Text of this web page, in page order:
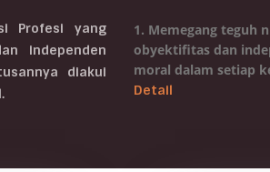
Profesi yang
independen
diakui
1. Memegang teguh
obyektifitas dan
moral dalam setiap
Detail